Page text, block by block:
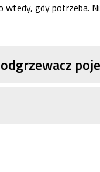
gdy potrzeba.